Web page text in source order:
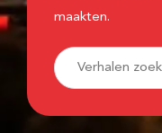
maakten.